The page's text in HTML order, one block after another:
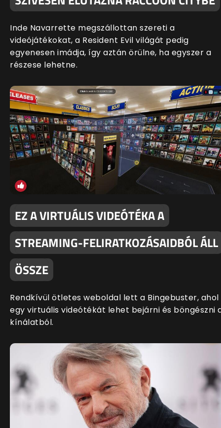
Inde Navarrette megszállottan szereti a
videójátékokat, a Resident Evil világát pedig
egyenesen imádja, így aztán örülne, ha egyszer a
részese lehetne.
EZ A VIRTUÁLIS VIDEÓTÉKA A
STREAMING-FELIRATKOZÁSAIDBÓL ÁLL
ÖSSZE
Rendkívül ötletes weboldal lett a Bingebuster, ahol
egy virtuális videótékát lehet bejárni és böngészni
kínálatból.